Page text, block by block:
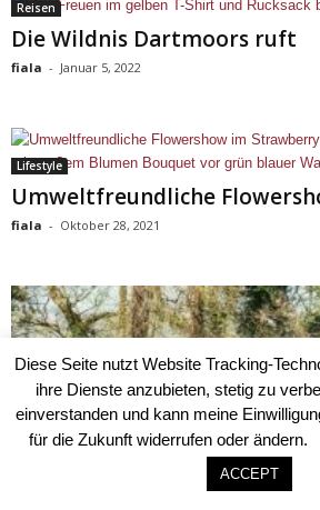
Reisen
Die Wildnis Dartmoors ruft
fiala - Januar 5, 2022
Lifestyle
Umweltfreundliche
fiala - Oktober 28, 2021
Diese Seite nutzt Website Tracking-
ihre Dienste anzubieten, stetig zu
einverstanden und kann meine
für die Zukunft widerrufen oder ändern.
ACCEPT